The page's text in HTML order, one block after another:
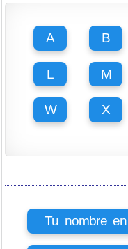
A B
L M
W X
Tu nombre